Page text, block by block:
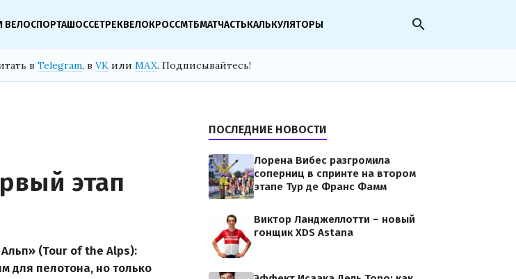
ВЕЛОСПОРТАШОССЕТРЕКВЕЛОКРОССМТБМАТЧАСТЬКАЛЬКУЛЯТОРЫ search
в Telegram, в VK или MAX. Подписывайтесь!
этап
(Tour of the Alps):
для пелотона, но только
ПОСЛЕДНИЕ НОВОСТИ
Лорена Вибес разгромила
соперниц в спринте на втором
этапе Тур де Франс Фамм
Виктор Ланджеллотти – новый
гонщик XDS Astana